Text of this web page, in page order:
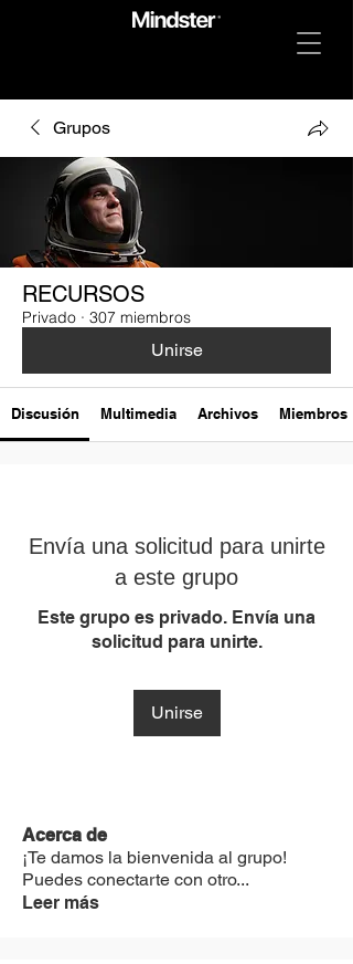
Grupos
RECURSOS
Privado · 307 miembros
Unirse
Discusión Multimedia Archivos Miembros
Envía una solicitud para unirte
a este grupo
Este grupo es privado. Envía una
solicitud para unirte.
Unirse
Acerca de
¡Te damos la bienvenida al grupo!
Puedes conectarte con otro...
Leer más